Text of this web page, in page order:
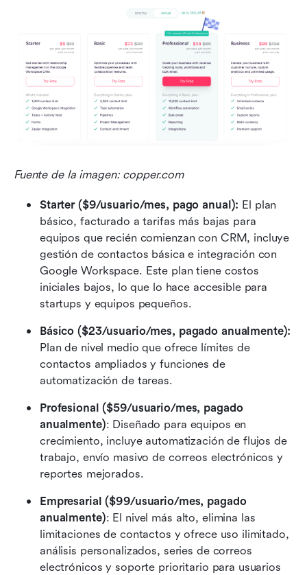
Fuente de la imagen: copper.com
Starter ($9/usuario/mes, pago anual): El plan
básico, facturado a tarifas más bajas para
equipos que recién comienzan con CRM, incluye
gestión de contactos básica e integración con
Google Workspace. Este plan tiene costos
iniciales bajos, lo que lo hace accesible para
startups y equipos pequeños.
Básico ($23/usuario/mes, pagado anualmente):
Plan de nivel medio que ofrece límites de
contactos ampliados y funciones de
automatización de tareas.
Profesional ($59/usuario/mes, pagado
anualmente): Diseñado para equipos en
crecimiento, incluye automatización de flujos de
trabajo, envío masivo de correos electrónicos y
reportes mejorados.
Empresarial ($99/usuario/mes, pagado
anualmente): El nivel más alto, elimina las
limitaciones de contactos y ofrece uso ilimitado,
análisis personalizados, series de correos
electrónicos y soporte prioritario para usuarios